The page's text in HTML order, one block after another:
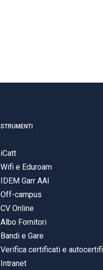
STRUMENTI
iCatt
Wifi e Eduroam
IDEM Garr AAI
Off-campus
CV Online
Albo Fornitori
Bandi e Gare
Verifica certificati e
Intranet